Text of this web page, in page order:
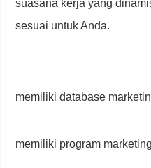
suasana kerja yang
sesuai untuk Anda.
memiliki database
memiliki program marketing